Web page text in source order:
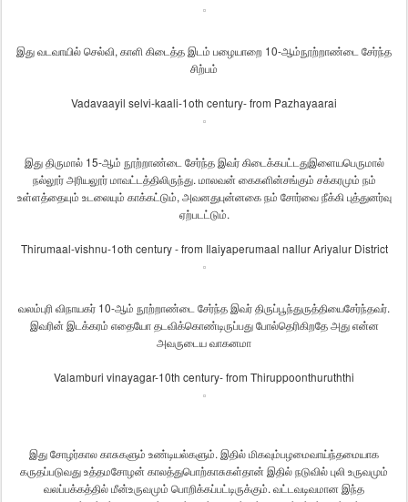
இதுவடவாயில்செல்வி, காளி கிடைத்தஇடம் பழையாறை 10-ஆம்நூற்றாண்டை சேர்ந்த
சிற்பம்
Vadavaayil selvi-kaali-1oth century- from Pazhayaarai
இது திருமால்15-ஆம் நூற்றாண்டை சேர்ந்த இவர் கிடைக்கபட்டதுஇளையபெருமால்
நல்லூர் அரியலூர் மாவட்டத்திலிருந்து. மாலவன் கைகளின்சங்கும் சக்கரமும் நம்
உள்ளத்தையும் உடலையும் காக்கட்டும், அவனதுபுன்னகை நம் சோர்வை நீக்கி புத்துனர்வு
ஏற்படட்டும்.
Thirumaal-vishnu-1oth century - from Ilaiyaperumaal nallur Ariyalur District
வலம்புரி விநாயகர் 10-ஆம் நூற்றாண்டை சேர்ந்தஇவர்திருப்பூந்துருத்தியைசேர்ந்தவர்.
இவரின் இடக்கரம் எதையோ தடவிக்கொண்டிருப்பது போல்தெரிகிறதே அது என்ன
அவருடையவாகனமா
Valamburi vinayagar-10th century- from Thiruppoonthuruththi
இதுசோழர்காலகாசுகளும் உண்டியல்களும். இதில்மிகவும்பழமைவாய்ந்தமையாக
கருதப்படுவதுஉத்தமசோழன்காலத்துபொற்காசுகள்தான்இதில்நடுவில்புலி உருவமும்
வலப்பக்கத்தில்மீன்உருவமும் பொறிக்கப்பட்டிருக்கும். வட்டவடிவமானஇந்த